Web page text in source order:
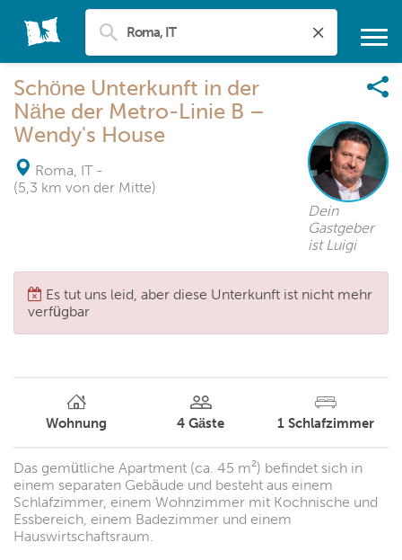
Schöne Unterkunft in der
Nähe der Metro-Linie B –
Wendy's House
Roma, IT -
(5,3 km von der Mitte)
Dein
Gastgeber
ist Luigi
Es tut uns leid, aber diese Unterkunft ist nicht mehr
verfügbar
Wohnung 4 Gäste 1 Schlafzimmer
Das gemütliche Apartment (ca. 45 m²) befindet sich in
einem separaten Gebäude und besteht aus einem
Schlafzimmer, einem Wohnzimmer mit Kochnische und
Essbereich, einem Badezimmer und einem
Hauswirtschaftsraum.